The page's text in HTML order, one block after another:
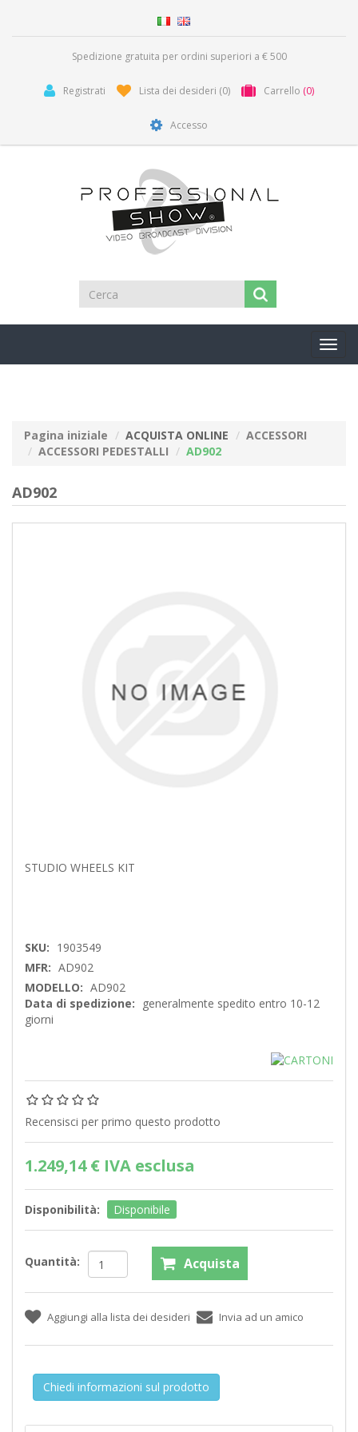
Spedizione gratuita per ordini superiori a € 500
Registrati Lista dei desideri (0) Carrello (0)
Accesso
Pagina iniziale ACQUISTA ONLINE
ACCESSORI
ACCESSORI PEDESTALLI
AD902
AD902
STUDIO WHEELS KIT
SKU: 1903549
MFR: AD902
MODELLO: AD902
Data di spedizione:
generalmente spedito entro 10-12
giorni
Recensisci per primo questo prodotto
1.249,14 € IVA esclusa
Disponibilità: Disponibile
Quantità:
Chiedi informazioni sul prodotto